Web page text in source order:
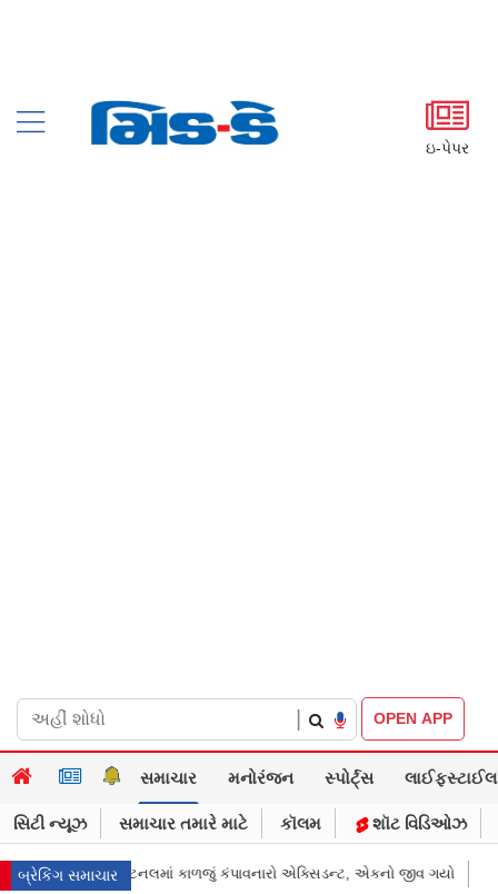
ઇ-પેપર
OPEN APP
સમાચાર મનોરંજન સ્પોર્ટ્સ લાઈફસ્ટાઈલ
સિટી ન્યૂઝ સમાચાર તમારે માટે કૉલમ શૉટ વિડિઓઝ
બ્રેકિંગ સમાચાર
જીવ ગયો Gujarat News: મોરબીમાં મેજિક! કૂવાનું પાણી દરિયાનાં